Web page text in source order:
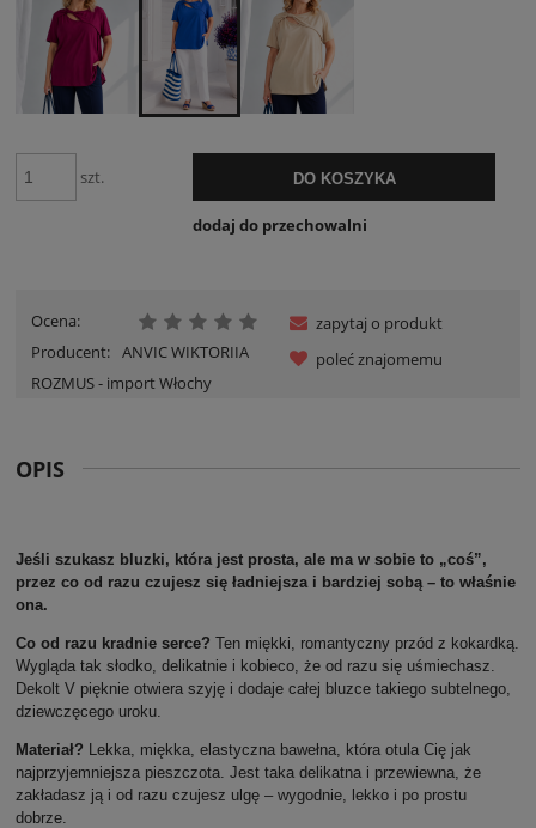
szt. DO KOSZYKA
dodaj do przechowalni
Ocena:
Producent: ANVIC WIKTORIIA
ROZMUS - import Włochy
zapytaj o produkt
poleć znajomemu
OPIS
Jeśli szukasz bluzki, która jest prosta, ale ma w sobie to „coś”,
przez co od razu czujesz się ładniejsza i bardziej sobą – to właśnie
ona.
Co od razu kradnie serce? Ten miękki, romantyczny przód z kokardką.
Wygląda tak słodko, delikatnie i kobieco, że od razu się uśmiechasz.
Dekolt V pięknie otwiera szyję i dodaje całej bluzce takiego subtelnego,
dziewczęcego uroku.
Materiał? Lekka, miękka, elastyczna bawełna, która otula Cię jak
najprzyjemniejsza pieszczota. Jest taka delikatna i przewiewna, że
zakładasz ją i od razu czujesz ulgę – wygodnie, lekko i po prostu
dobrze.